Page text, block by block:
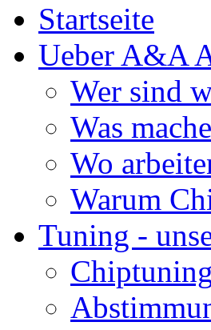
Startseite
Ueber A&A
Wer sind
Was
Wo
Warum
Tuning -